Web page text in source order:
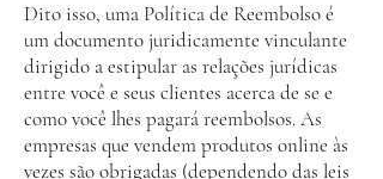
Dito isso, uma Política de Reembolso é
um documento juridicamente vinculante
dirigido a estipular as relações jurídicas
entre você e seus clientes acerca de se e
como você lhes pagará reembolsos. As
empresas que vendem produtos online às
vezes são obrigadas (dependendo das leis